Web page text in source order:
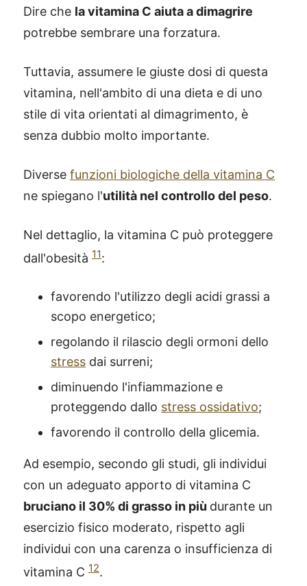
Dire che la vitamina C aiuta a dimagrire
potrebbe sembrare una forzatura.
Tuttavia, assumere le giuste dosi di questa
vitamina, nell'ambito di una dieta e di uno
stile di vita orientati al dimagrimento, è
senza dubbio molto importante.
Diverse funzioni biologiche della vitamina C
ne spiegano l'utilità nel controllo del peso.
Nel dettaglio, la vitamina C può proteggere
dall'obesità 11:
favorendo l'utilizzo degli acidi grassi a
scopo energetico;
regolando il rilascio degli ormoni dello
stress dai surreni;
diminuendo l'infiammazione e
proteggendo dallo stress ossidativo;
favorendo il controllo della glicemia.
Ad esempio, secondo gli studi, gli individui
con un adeguato apporto di vitamina C
bruciano il 30% di grasso in più durante un
esercizio fisico moderato, rispetto agli
individui con una carenza o insufficienza di
vitamina C 12.